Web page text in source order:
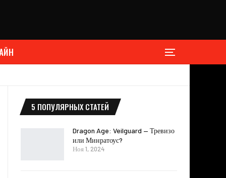
5 ПОПУЛЯРНЫХ СТАТЕЙ
Dragon Age: Veilguard — Тревизо
или Минратоус?
Ноя 1, 2024